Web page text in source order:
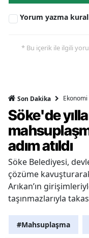
Yorum yazma
* Bu içerik ile ilgili
Son Dakika Ekonomi
Söke'de
adım atıldı
Söke Belediyesi,
çözüme
Arıkan’ın
taşınmazlarıyla
#Mahsuplaşma